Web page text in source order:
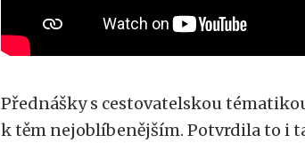
Přednášky s cestovatelskou
k těm nejoblíbenějším. Potvrdila to i